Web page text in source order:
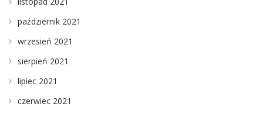
październik 2021
wrzesień 2021
sierpień 2021
lipiec 2021
czerwiec 2021